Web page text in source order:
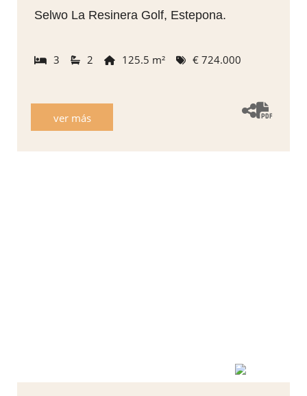
Selwo La Resinera Golf, Estepona.
3 2 125.5 m² € 724.000
ver más